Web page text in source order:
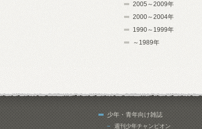
2005～2009年
2000～2004年
1990～1999年
～1989年
少年・青年向け雑誌
週刊少年チャンピオン